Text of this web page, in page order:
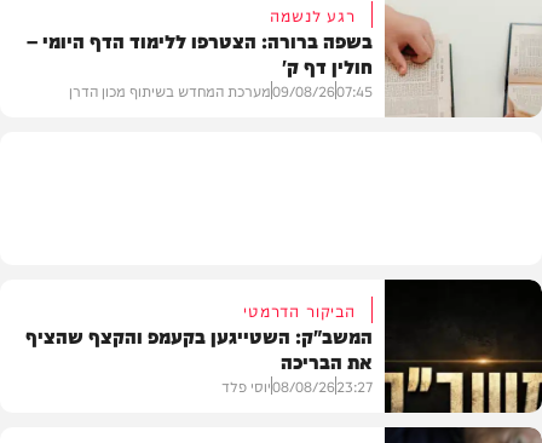
חדשות
רגע לנשמה
בשפה ברורה: הצטרפו ללימוד הדף היומי –
חולין דף ק'
07:45
09/08/26מערכת המחדש בשיתוף מכון הדרן
הביקור הדרמטי
המשב"ק: השטייגען בקעמפ והקצף שהציף
את הבריכה
23:27
08/08/26יוסי פלד